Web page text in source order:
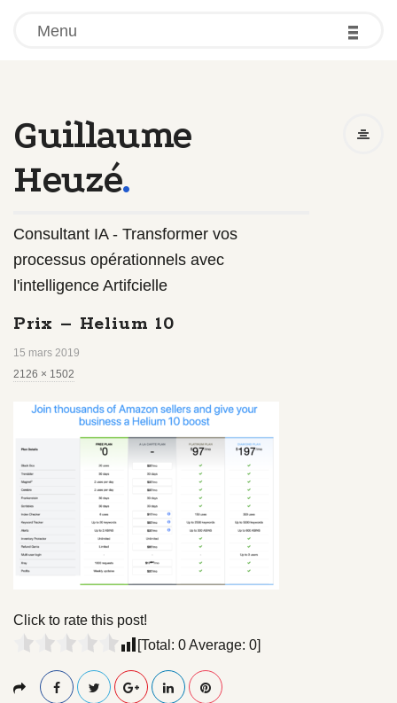
Menu -
-
-
Guillaume
Heuzé.
Consultant IA - Transformer vos
processus opérationnels avec
l'intelligence Artifcielle
Prix – Helium 10
15 mars 2019
F
2126 × 1502
Click to rate this post!
[Total: 0Average: 0]